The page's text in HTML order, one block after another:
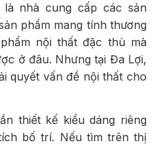
nhà cung cấp các sản
phẩm mang tính thương
nội thất đặc thù mà
ở đâu. Nhưng tại Đa Lợi,
quyết vấn đề nội thất cho
thiết kế kiểu dáng riêng
bố trí. Nếu tìm trên thị